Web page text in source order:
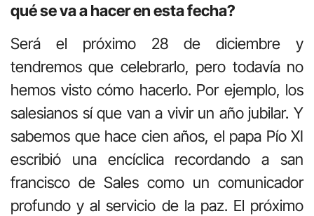
qué se va a hacer en esta fecha?
Será el próximo 28 de diciembre y
tendremos que celebrarlo, pero todavía no
hemos visto cómo hacerlo. Por ejemplo, los
salesianos sí que van a vivir un año jubilar. Y
sabemos que hace cien años, el papa Pío XI
escribió una encíclica recordando a san
francisco de Sales como un comunicador
profundo y al servicio de la paz. El próximo